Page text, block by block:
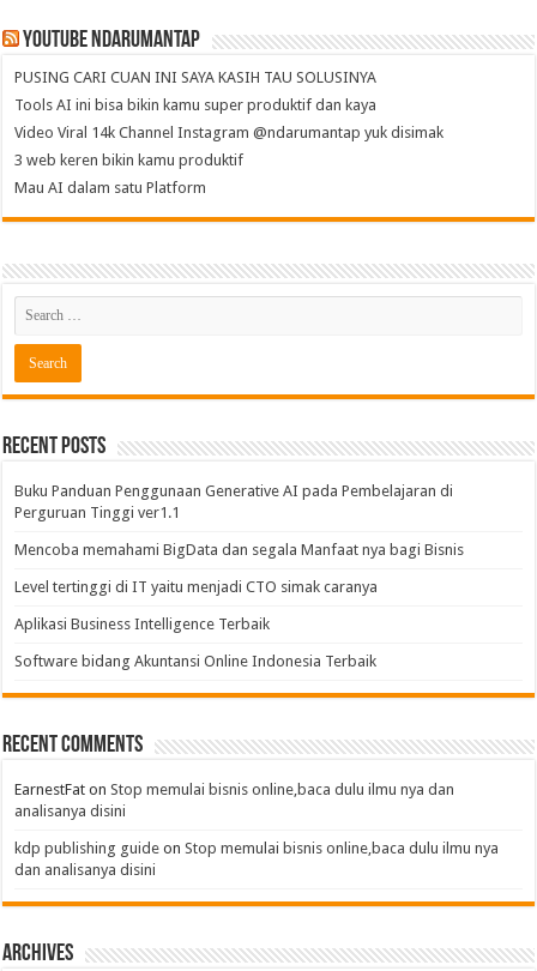
Youtube NdaruMantap
PUSING CARI CUAN INI SAYA KASIH TAU SOLUSINYA
Tools AI ini bisa bikin kamu super produktif dan kaya
Video Viral 14k Channel Instagram @ndarumantap yuk disimak
3 web keren bikin kamu produktif
Mau AI dalam satu Platform
Recent Posts
Buku Panduan Penggunaan Generative AI pada Pembelajaran di
Perguruan Tinggi ver1.1
Mencoba memahami BigData dan segala Manfaat nya bagi Bisnis
Level tertinggi di IT yaitu menjadi CTO simak caranya
Aplikasi Business Intelligence Terbaik
Software bidang Akuntansi Online Indonesia Terbaik
Recent Comments
EarnestFat onStop memulai bisnis online,baca dulu ilmu nya dan
analisanya disini
kdp publishing guide onStop memulai bisnis online,baca dulu ilmu nya
dan analisanya disini
Archives